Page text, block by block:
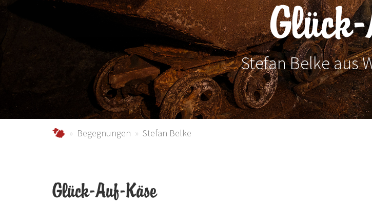
Stefan Belke aus
schmallenberger-sauerland.de
Begegnungen Stefan Belke
Glück-Auf-Käse